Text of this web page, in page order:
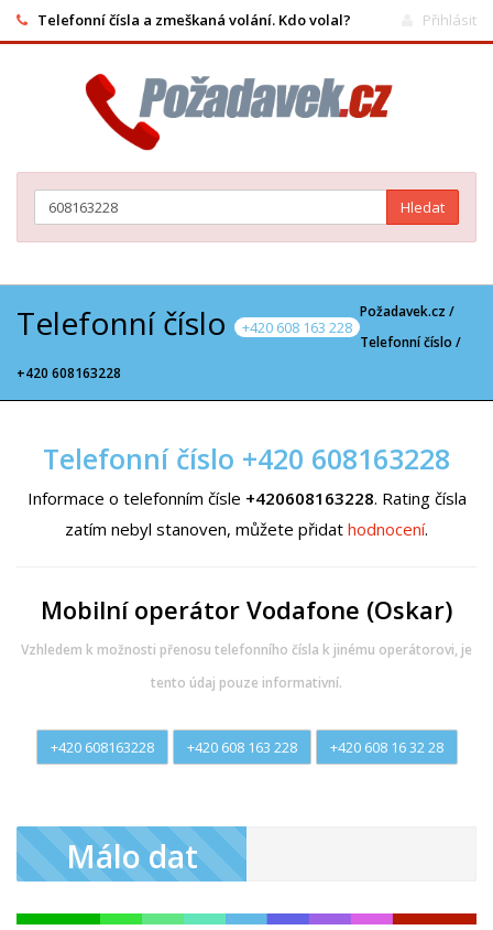
Telefonní čísla a zmeškaná volání. Kdo volal? Přihlásit
Hledat
Telefonní číslo +420 608 163 228
Požadavek.cz /
Telefonní číslo /
+420 608163228
Telefonní číslo +420 608163228
Informace o telefonním čísle +420608163228. Rating čísla
zatím nebyl stanoven, můžete přidat hodnocení.
Mobilní operátor Vodafone (Oskar)
Vzhledem k možnosti přenosu telefonního čísla k jinému operátorovi, je
tento údaj pouze informativní.
+420 608163228 +420 608 163 228 +420 608 16 32 28
Málo dat